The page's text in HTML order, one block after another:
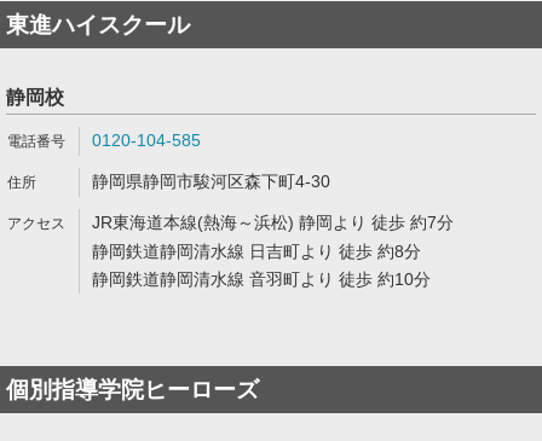
東進ハイスクール
静岡校
0120-104-585
静岡県静岡市駿河区森下町4-30
JR東海道本線(熱海～浜松) 静岡より 徒歩 約7分
静岡鉄道静岡清水線 日吉町より 徒歩 約8分
静岡鉄道静岡清水線 音羽町より 徒歩 約10分
個別指導学院ヒーローズ